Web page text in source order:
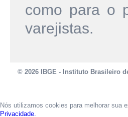
como para o
varejistas.
© 2026 IBGE - Instituto Brasileiro
Nós utilizamos cookies para melhorar sua
Privacidade.